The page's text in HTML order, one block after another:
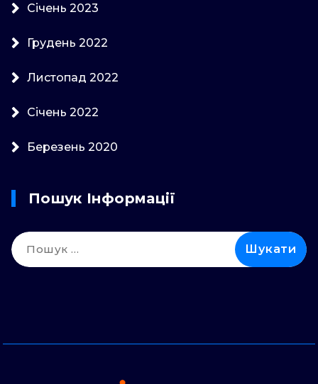
Січень 2023
Грудень 2022
Листопад 2022
Січень 2022
Березень 2020
Пошук Інформації
Пошук: